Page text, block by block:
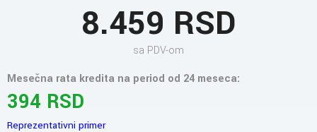
8.459 RSD
sa PDV-om
Mesečna rata kredita na period od 24 meseca:
394 RSD
Reprezentativni primer